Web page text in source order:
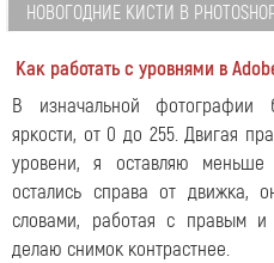
НОВОГОДНИЕ КИСТИ В
Как работать с уровнями в
В изначальной фотографии
яркости, от 0 до 255. Двигая
уровени, я оставляю меньше
остались справа от движка,
словами, работая с правым
делаю снимок контрастнее.